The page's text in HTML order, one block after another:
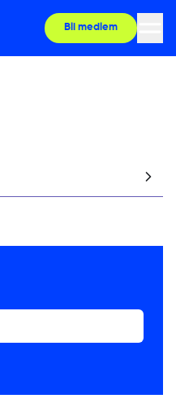
Bli medlem